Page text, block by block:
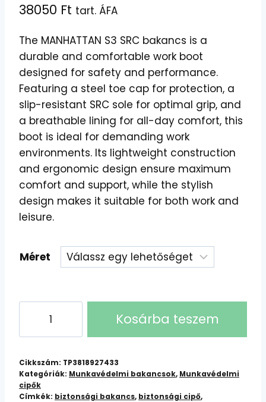
38050 Ft tart. ÁFA
The MANHATTAN S3 SRC bakancs is a
durable and comfortable work boot
designed for safety and performance.
Featuring a steel toe cap for protection, a
slip-resistant SRC sole for optimal grip, and
a breathable lining for all-day comfort, this
boot is ideal for demanding work
environments. Its lightweight construction
and ergonomic design ensure maximum
comfort and support, while the stylish
design makes it suitable for both work and
leisure.
Méret
SRC
Bakancs:
Kényelmes
és
Kosárba teszem
Cikkszám: TP3818927433
Kategóriák: Munkavédelmi bakancsok, Munkavédelmi
cipők
Címkék: biztonsági bakancs, biztonsági cipő,